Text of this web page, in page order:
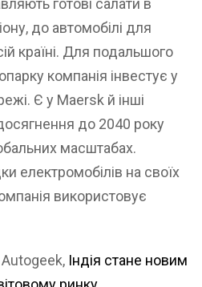
готові салати в
до автомобілі для
країні. Для подальшого
компанія інвестує у
Є у Maersk й інші
досягнення до 2040 року
масштабах.
електромобілів на своїх
використовує
Індія стане новим